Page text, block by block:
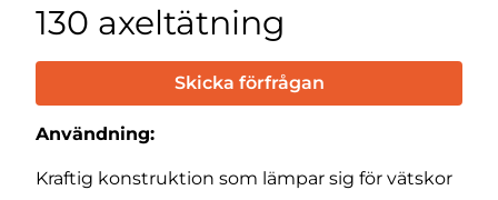
130 axeltätning
Skicka förfrågan
Användning:
Kraftig konstruktion som lämpar sig för vätskor